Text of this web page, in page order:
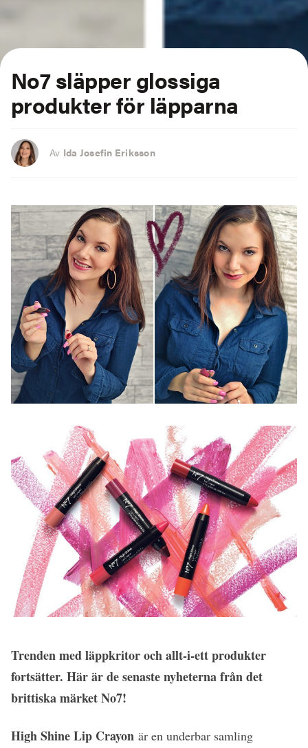
No7 släpper glossiga
produkter för läpparna
Av Ida Josefin Eriksson
Trenden med läppkritor och allt-i-ett produkter
fortsätter. Här är de senaste nyheterna från det
brittiska märket No7!
High Shine Lip Crayon är en underbar samling